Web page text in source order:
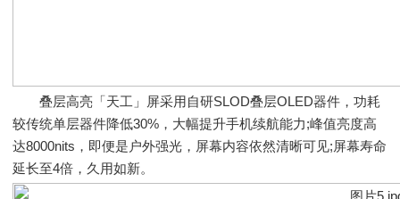
叠层高亮「天工」屏采用自研SLOD叠层OLED器件，功耗
较传统单层器件降低30%，大幅提升手机续航能力;峰值亮度高
达8000nits，即便是户外强光，屏幕内容依然清晰可见;屏幕寿命
延长至4倍，久用如新。